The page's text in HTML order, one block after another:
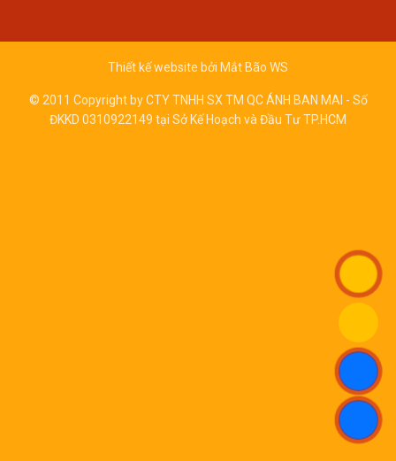
Thiết kế website bởi Mắt Bão WS
© 2011 Copyright by CTY TNHH SX TM QC ÁNH BAN MAI - Số
ĐKKD 0310922149 tại Sở Kế Hoạch và Đầu Tư TP.HCM